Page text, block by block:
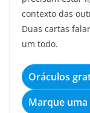
contexto das
Duas cartas
um todo.
Oráculos
Marque